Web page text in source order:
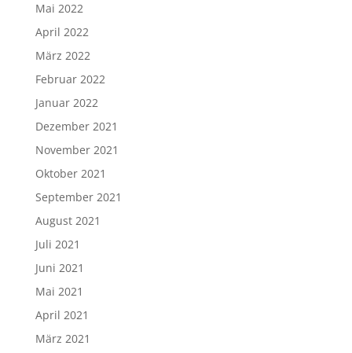
Mai 2022
April 2022
März 2022
Februar 2022
Januar 2022
Dezember 2021
November 2021
Oktober 2021
September 2021
August 2021
Juli 2021
Juni 2021
Mai 2021
April 2021
März 2021